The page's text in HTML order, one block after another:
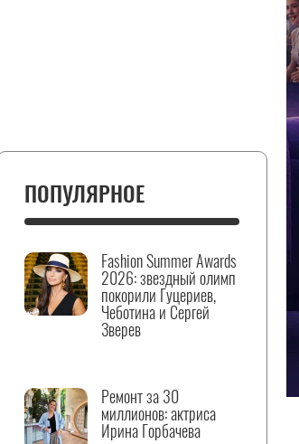
ПОПУЛЯРНОЕ
Fashion Summer Awards
2026: звездный олимп
покорили Гуцериев,
Чеботина и Сергей
Зверев
Ремонт за 30
миллионов: актриса
Ирина Горбачева